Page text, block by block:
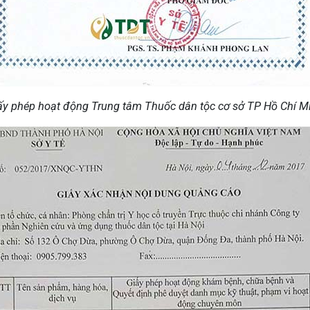
phép hoạt động Trung tâm Thuốc dân tộc cơ sở TP Hồ Chí